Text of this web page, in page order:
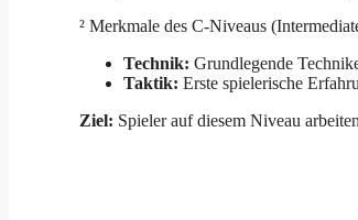
² Merkmale des C-Niveaus
Technik: Grundlegende
Taktik: Erste spielerische
Ziel: Spieler auf diesem Niveau